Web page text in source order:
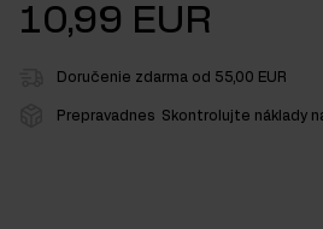
10,99 EUR
Doručenie zdarma od 55,00 EUR
Prepravadnes Skontrolujte náklady